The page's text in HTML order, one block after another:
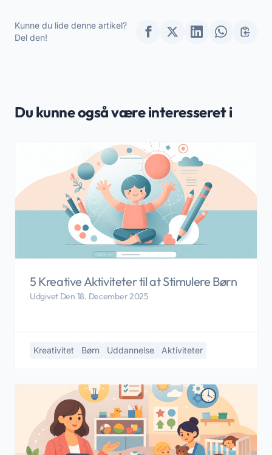
Kunne du lide denne artikel?
Del den!
Du kunne også være interesseret i
5 Kreative Aktiviteter til at Stimulere Børn
Udgivet Den 18. December 2025
Kreativitet Børn Uddannelse Aktiviteter